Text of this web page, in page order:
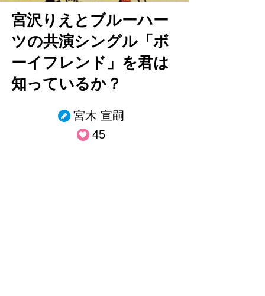
宮沢りえとブルーハー
ツの共演シングル「ボ
ーイフレンド」を君は
知っているか？
宮木 宣嗣
45